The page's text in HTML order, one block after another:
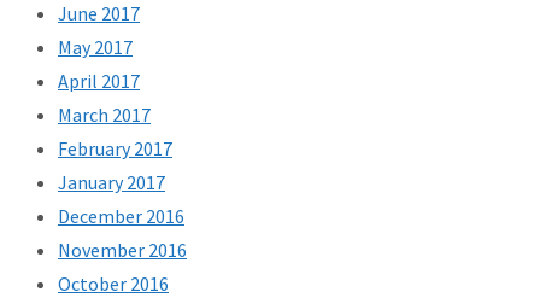
June 2017
May 2017
April 2017
March 2017
February 2017
January 2017
December 2016
November 2016
October 2016